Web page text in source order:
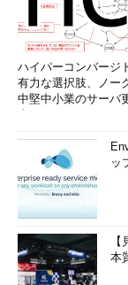
ハイパーコンバージ
有力な選択肢、ノー
中堅中小業のサーバ
ッ
本